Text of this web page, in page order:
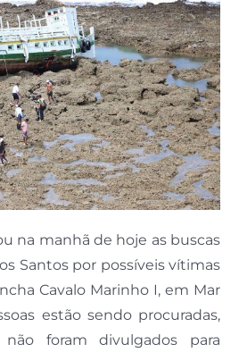
na manhã de hoje as buscas
Santos por possíveis vítimas
Cavalo Marinho I, em Mar
estão sendo procuradas,
foram divulgados para